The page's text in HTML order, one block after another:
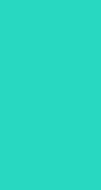
Поэтому СС-
крем с
– блеск-
оттенок. В